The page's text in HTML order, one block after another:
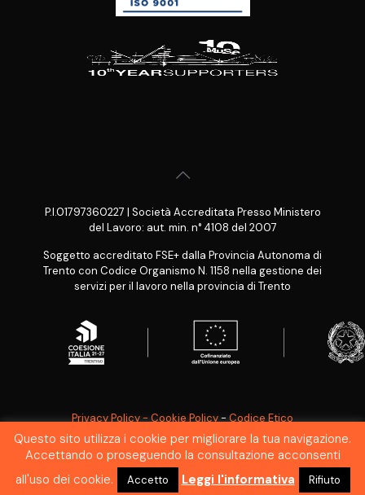
P.I.01797360227 | Società Accreditata Presso Ministero
del Lavoro: aut. min. n° 4108 del 2007
Soggetto accreditato FSE+ dalla Provincia Autonoma di
Trento con Codice Organismo N. 1158 nella gestione dei
servizi per il lavoro nella provincia di Trento
Privacy Policy - Cookie Policy-Codice Etico
SEGNALAZIONE WHISTLEBLOWING
Questo sito utilizza i cookie per migliorare la tua navigazione.
Accettando o proseguendo la consultazione acconsenti
all'uso dei cookie.
Accetto Leggi l'informativa Rifiuto